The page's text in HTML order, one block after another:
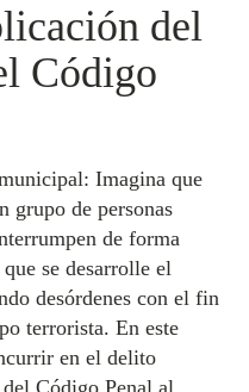
del
Código
Imagina que
grupo de personas
de forma
se desarrolle el
desórdenes con el fin
terrorista. En este
en el delito
Código Penal al